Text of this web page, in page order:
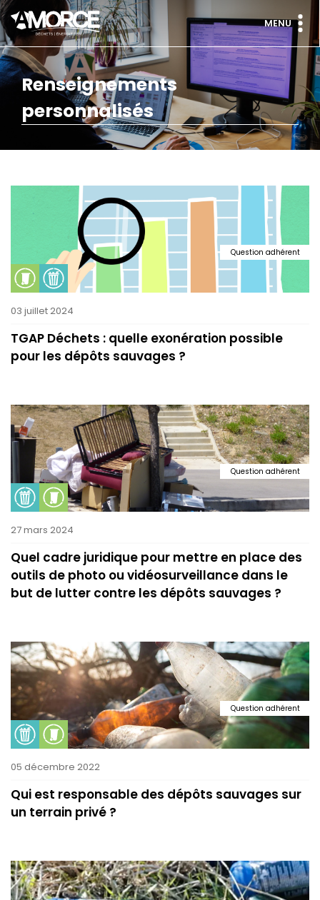
MENU
Renseignements
personnalisés
Question adhérent
03 juillet 2024
TGAP Déchets : quelle exonération possible
pour les dépôts sauvages ?
Question adhérent
27 mars 2024
Quel cadre juridique pour mettre en place des
outils de photo ou vidéosurveillance dans le
but de lutter contre les dépôts sauvages ?
Question adhérent
05 décembre 2022
Qui est responsable des dépôts sauvages sur
un terrain privé ?